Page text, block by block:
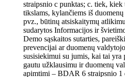
straipsnio c punktas; c. tiek,
tikslams, kylančiems iš
pvz., būtinų atsiskaitymų
sudarytos Informacijos ir
Demo sąskaitos sutarties,
prevencijai ar duomenų
susisiekimui su jumis, kai tai yra
gautu užklausimu ir duomenų
apimtimi – BDAR 6 straipsnio 1